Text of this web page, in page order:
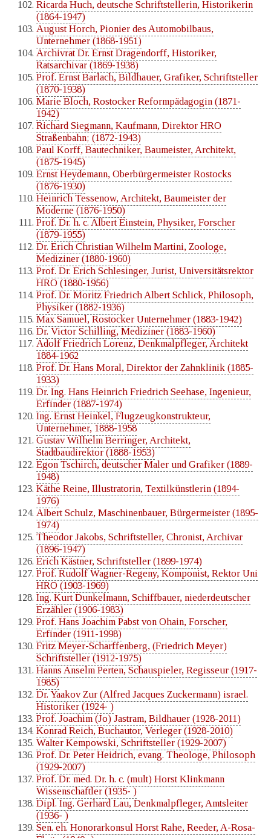
Ricarda Huch, deutsche Schriftstellerin, Historikerin
(1864-1947)
August Horch, Pionier des Automobilbaus,
Unternehmer (1868-1951)
Archivrat Dr. Ernst Dragendorff, Historiker,
Ratsarchivar (1869-1938)
Prof. Ernst Barlach, Bildhauer, Grafiker, Schriftsteller
(1870-1938)
Marie Bloch, Rostocker Reformpädagogin (1871-
1942)
Richard Siegmann, Kaufmann, Direktor HRO
Straßenbahn; (1872-1943)
Paul Korff, Bautechniker, Baumeister, Architekt,
(1875-1945)
Ernst Heydemann, Oberbürgermeister Rostocks
(1876-1930)
Heinrich Tessenow, Architekt, Baumeister der
Moderne (1876-1950)
Prof. Dr. h. c. Albert Einstein, Physiker, Forscher
(1879-1955)
Dr. Erich Christian Wilhelm Martini, Zoologe,
Mediziner (1880-1960)
Prof. Dr. Erich Schlesinger, Jurist, Universitätsrektor
HRO (1880-1956)
Prof. Dr. Moritz Friedrich Albert Schlick, Philosoph,
Physiker (1882-1936)
Max Samuel, Rostocker Unternehmer (1883-1942)
Dr. Victor Schilling, Mediziner (1883-1960)
Adolf Friedrich Lorenz, Denkmalpfleger, Architekt
1884-1962
Prof. Dr. Hans Moral, Direktor der Zahnklinik (1885-
1933)
Dr. Ing. Hans Heinrich Friedrich Seehase, Ingenieur,
Erfinder (1887-1974)
Ing. Ernst Heinkel, Flugzeugkonstrukteur,
Unternehmer, 1888-1958
Gustav Wilhelm Berringer, Architekt,
Stadtbaudirektor (1888-1953)
Egon Tschirch, deutscher Maler und Grafiker (1889-
1948)
Käthe Reine, Illustratorin, Textilkünstlerin (1894-
1976)
Albert Schulz, Maschinenbauer, Bürgermeister (1895-
1974)
Theodor Jakobs, Schriftsteller, Chronist, Archivar
(1896-1947)
Erich Kästner, Schriftsteller (1899-1974)
Prof. Rudolf Wagner-Regeny, Komponist, Rektor Uni
HRO (1903-1969)
Ing. Kurt Dunkelmann, Schiffbauer, niederdeutscher
Erzähler (1906-1983)
Prof. Hans Joachim Pabst von Ohain, Forscher,
Erfinder (1911-1998)
Fritz Meyer-Scharffenberg, (Friedrich Meyer)
Schriftsteller (1912-1975)
Hanns Anselm Perten, Schauspieler, Regisseur (1917-
1985)
Dr. Yaakov Zur (Alfred Jacques Zuckermann) israel.
Historiker (1924- )
Prof. Joachim (Jo) Jastram, Bildhauer (1928-2011)
Konrad Reich, Buchautor, Verleger (1928-2010)
Walter Kempowski, Schriftsteller (1929-2007)
Prof. Dr. Peter Heidrich, evang. Theologe, Philosoph
(1929-2007)
Prof. Dr. med. Dr. h. c. (mult) Horst Klinkmann
Wissenschaftler (1935- )
Dipl. Ing. Gerhard Lau, Denkmalpfleger, Amtsleiter
(1936- )
Sen. eh. Honorarkonsul Horst Rahe, Reeder, A-Rosa-